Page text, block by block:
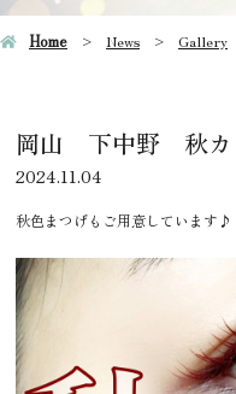
Home News Gallery
岡山 下中野 秋カ
2024.11.04
秋色まつげもご用意しています♪